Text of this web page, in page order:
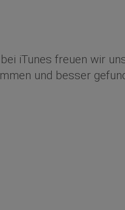
iTunes freuen wir
und besser